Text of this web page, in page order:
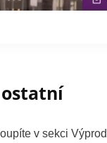
ostatní
v sekci